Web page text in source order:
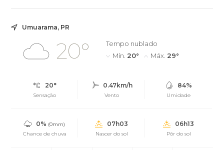
Umuarama, PR
20°
Tempo nublado
Mín. 20° Máx. 29°
20°
Sensação
0.47km/h
Vento
84%
Umidade
0% (0mm)
Chance de chuva
07h03
Nascer do sol
06h13
Pôr do sol